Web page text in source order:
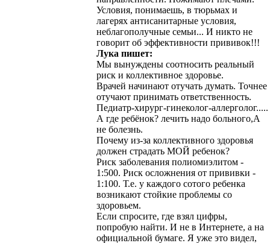
Условия, понимаешь, в тюрьмах и
лагерях антисанитарные условия,
неблагополучные семьи... И никто не
говорит об эффективности прививок!!!
Лука пишет:
Мы вынуждены соотносить реальный
риск и коллективное здоровье.
Врачей начинают отучать думать. Точнее
отучают принимать ответственность.
Педиатр-хирург-гинеколог-аллерголог.....
А где ребёнок? лечить надо больного,А
не болезнь.
Почему из-за коллективного здоровья
должен страдать МОЙ ребенок?
Риск заболевания полиомиэлитом -
1:500. Риск осложнения от прививки -
1:100. Т.е. у каждого сотого ребенка
возникают стойкие проблемы со
здоровьем.
Если спросите, где взял цифры,
попробую найти. И не в Интернете, а на
официальной бумаге. Я уже это видел,